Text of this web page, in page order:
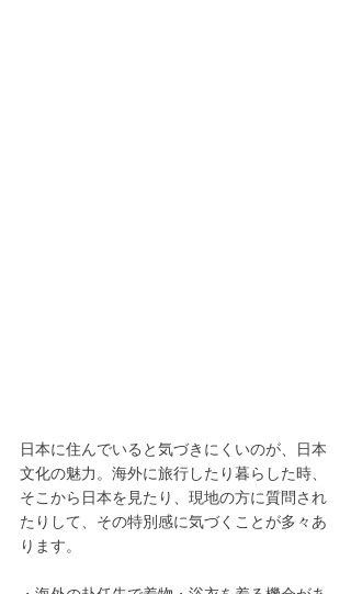
日本に住んでいると気づきにくいのが、日本
文化の魅力。海外に旅行したり暮らした時、
そこから日本を見たり、現地の方に質問され
たりして、その特別感に気づくことが多々あ
ります。